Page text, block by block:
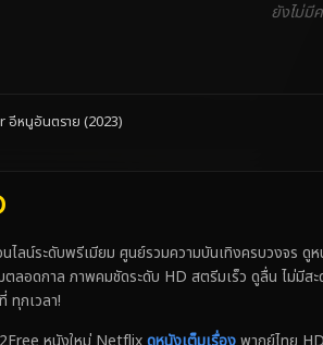
ยังไม่มี
อีหนูอันตราย (2023)
ลน์ระดับพรีเมียม ศูนย์รวมความบันเทิงครบวงจร ดู
ลอดกาล ภาพคมชัดระดับ HD สตรีมเร็ว ดูลื่น ไม่มีส
ทุกเวลา!